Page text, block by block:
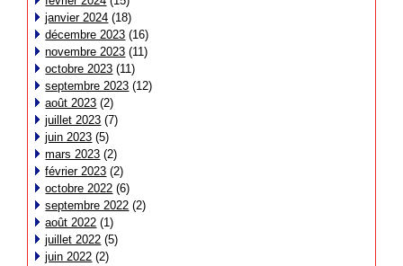
janvier 2024 (18)
décembre 2023 (16)
novembre 2023 (11)
octobre 2023 (11)
septembre 2023 (12)
août 2023 (2)
juillet 2023 (7)
juin 2023 (5)
mars 2023 (2)
février 2023 (2)
octobre 2022 (6)
septembre 2022 (2)
août 2022 (1)
juillet 2022 (5)
juin 2022 (2)